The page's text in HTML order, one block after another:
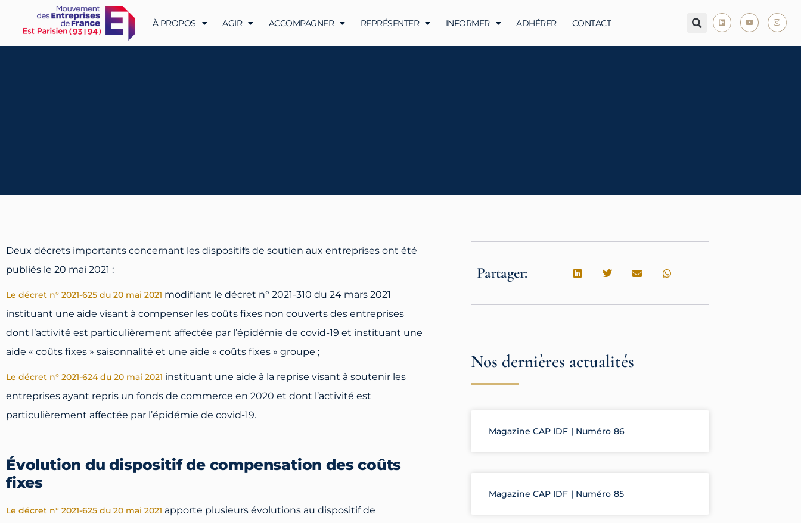
À PROPOS AGIR ACCOMPAGNER REPRÉSENTER INFORMER ADHÉRER CONTACT
Deux décrets importants concernant les dispositifs de soutien aux entreprises ont été
publiés le 20 mai 2021 :
Le décret n° 2021-625 du 20 mai 2021 modifiant le décret n° 2021-310 du 24 mars 2021
instituant une aide visant à compenser les coûts fixes non couverts des entreprises
dont l’activité est particulièrement affectée par l’épidémie de covid-19 et instituant une
aide « coûts fixes » saisonnalité et une aide « coûts fixes » groupe ;
Le décret n° 2021-624 du 20 mai 2021 instituant une aide à la reprise visant à soutenir les
entreprises ayant repris un fonds de commerce en 2020 et dont l’activité est
particulièrement affectée par l’épidémie de covid-19.
Évolution du dispositif de compensation des coûts
fixes
Le décret n° 2021-625 du 20 mai 2021 apporte plusieurs évolutions au dispositif de
Partager:
Nos dernières actualités
Magazine CAP IDF | Numéro 86
Magazine CAP IDF | Numéro 85